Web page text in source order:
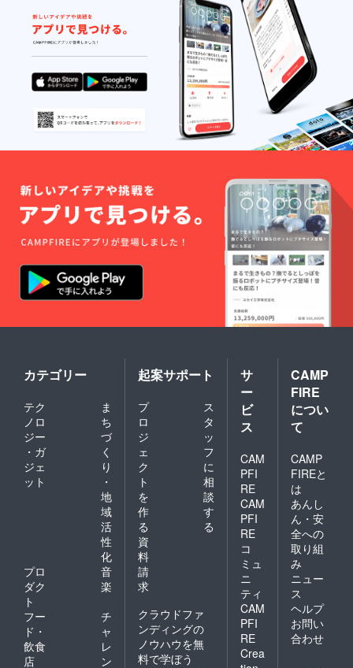
カテゴリー
テク
ノロ
ジー
・ガ
ジェ
ット
ま
ち
づ
く
り
・
地
域
活
性
化
プロ
ダク
ト
音
楽
フー
ド・
飲食
店
チ
ャ
レ
ン
起案サポート
プ
ロ
ジ
ェ
ク
ト
を
作
る
ス
タ
ッ
フ
に
相
談
す
る
資
料
請
求
クラウドファ
ンディングの
ノウハウを無
料で学ぼう
サ
ー
ビ
ス
CAM
PFI
RE
CAM
PFI
RE
コ
ミュ
ニ
ティ
CAM
PFI
RE
Crea
CAMP
FIRE
につい
て
CAMP
FIREと
は
あんし
ん・安
全への
取り組
み
ニュー
ス
ヘルプ
お問い
合わせ